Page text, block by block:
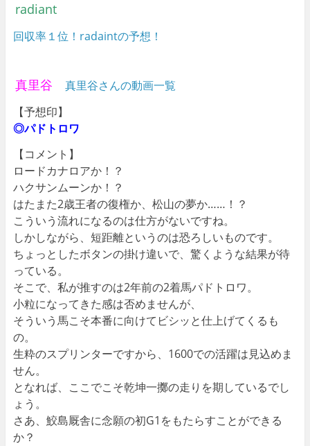
radiant
回収率１位！radaintの予想！
真里谷 真里谷さんの動画一覧
【予想印】
◎パドトロワ
【コメント】
ロードカナロアか！？
ハクサンムーンか！？
はたまた2歳王者の復権か、松山の夢か……！？
こういう流れになるのは仕方がないですね。
しかしながら、短距離というのは恐ろしいものです。
ちょっとしたボタンの掛け違いで、驚くような結果が待
っている。
そこで、私が推すのは2年前の2着馬パドトロワ。
小粒になってきた感は否めませんが、
そういう馬こそ本番に向けてビシッと仕上げてくるも
の。
生粋のスプリンターですから、1600での活躍は見込めま
せん。
となれば、ここでこそ乾坤一擲の走りを期しているでし
ょう。
さあ、鮫島厩舎に念願の初G1をもたらすことができる
か？